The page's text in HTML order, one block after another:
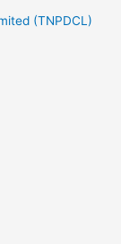
(TNPDCL)